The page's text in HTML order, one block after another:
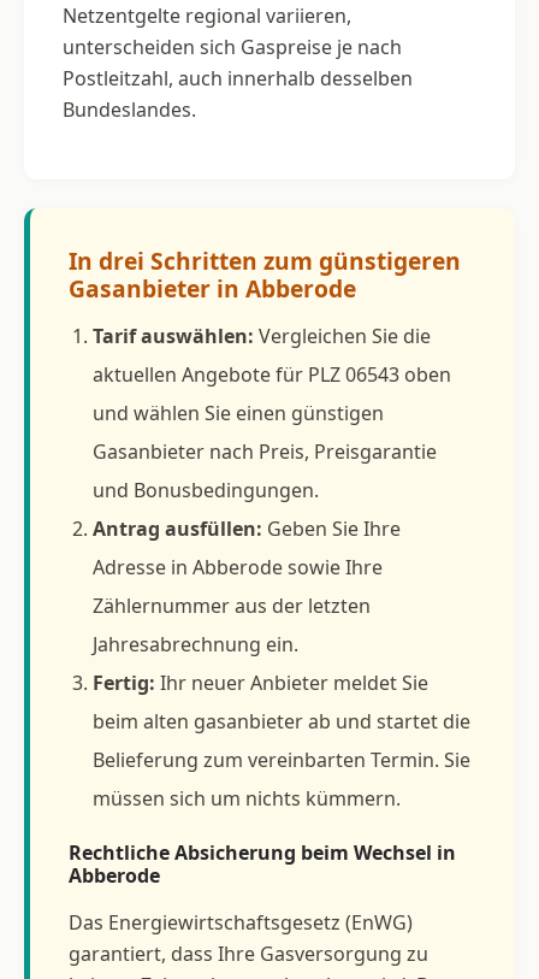
Netzentgelte regional variieren,
unterscheiden sich Gaspreise je nach
Postleitzahl, auch innerhalb desselben
Bundeslandes.
In drei Schritten zum günstigeren
Gasanbieter in Abberode
Tarif auswählen: Vergleichen Sie die
aktuellen Angebote für PLZ 06543 oben
und wählen Sie einen günstigen
Gasanbieter nach Preis, Preisgarantie
und Bonusbedingungen.
Antrag ausfüllen: Geben Sie Ihre
Adresse in Abberode sowie Ihre
Zählernummer aus der letzten
Jahresabrechnung ein.
Fertig: Ihr neuer Anbieter meldet Sie
beim alten gasanbieter ab und startet die
Belieferung zum vereinbarten Termin. Sie
müssen sich um nichts kümmern.
Rechtliche Absicherung beim Wechsel in
Abberode
Das Energiewirtschaftsgesetz (EnWG)
garantiert, dass Ihre Gasversorgung zu